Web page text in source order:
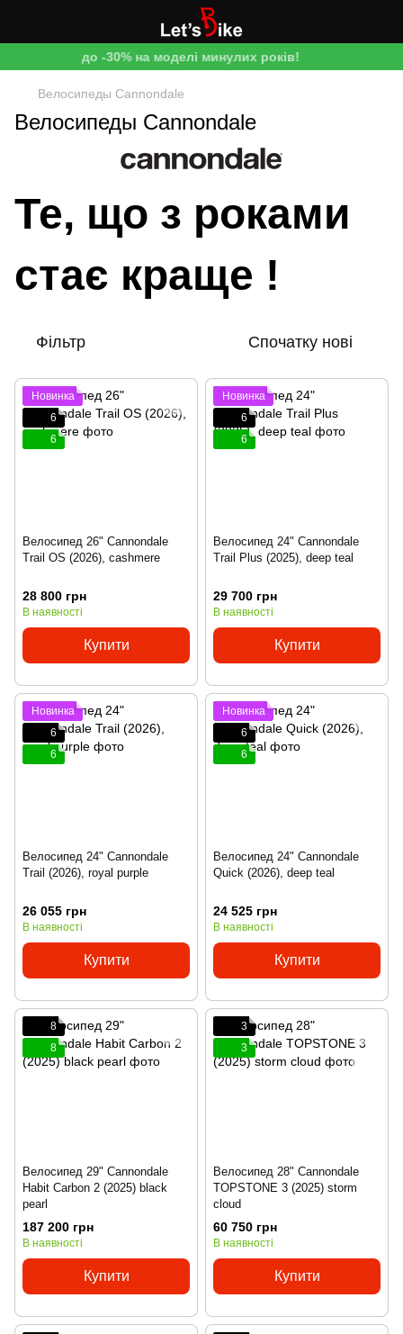
до -30% на моделі минулих років!
Велосипеды Cannondale
Велосипеды Cannondale
Те, що з роками
стає краще !
Фільтр Спочатку нові
Новинка
6
6
Велосипед 26" Cannondale
Trail OS (2026), cashmere
28 800 грн
В наявності
Купити
Новинка
6
6
Велосипед 24" Cannondale
Trail Plus (2025), deep teal
29 700 грн
В наявності
Купити
Новинка
6
6
Велосипед 24" Cannondale
Trail (2026), royal purple
26 055 грн
В наявності
Купити
Новинка
6
6
Велосипед 24" Cannondale
Quick (2026), deep teal
24 525 грн
В наявності
Купити
8
8
Велосипед 29" Cannondale
Habit Carbon 2 (2025) black
pearl
187 200 грн
В наявності
Купити
3
3
Велосипед 28" Cannondale
TOPSTONE 3 (2025) storm
cloud
60 750 грн
В наявності
Купити